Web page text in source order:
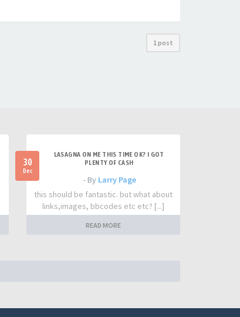
1 post
30
Dec
LASAGNA ON ME THIS TIME OK? I GOT
PLENTY OF CASH
- By Larry Page
this should be fantastic. but what about
links,images, bbcodes etc etc? [...]
READ MORE